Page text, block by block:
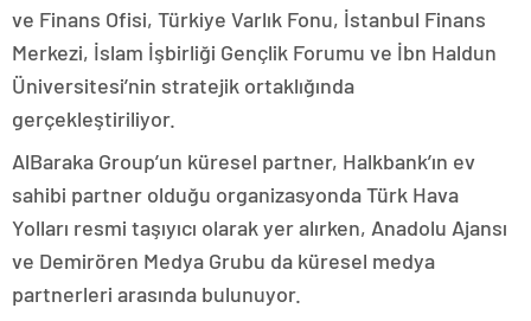
ve Finans Ofisi, Türkiye Varlık Fonu, İstanbul Finans
Merkezi, İslam İşbirliği Gençlik Forumu ve İbn Haldun
Üniversitesi’nin stratejik ortaklığında
gerçekleştiriliyor.
AlBaraka Group’un küresel partner, Halkbank’ın ev
sahibi partner olduğu organizasyonda Türk Hava
Yolları resmi taşıyıcı olarak yer alırken, Anadolu Ajansı
ve Demirören Medya Grubu da küresel medya
partnerleri arasında bulunuyor.